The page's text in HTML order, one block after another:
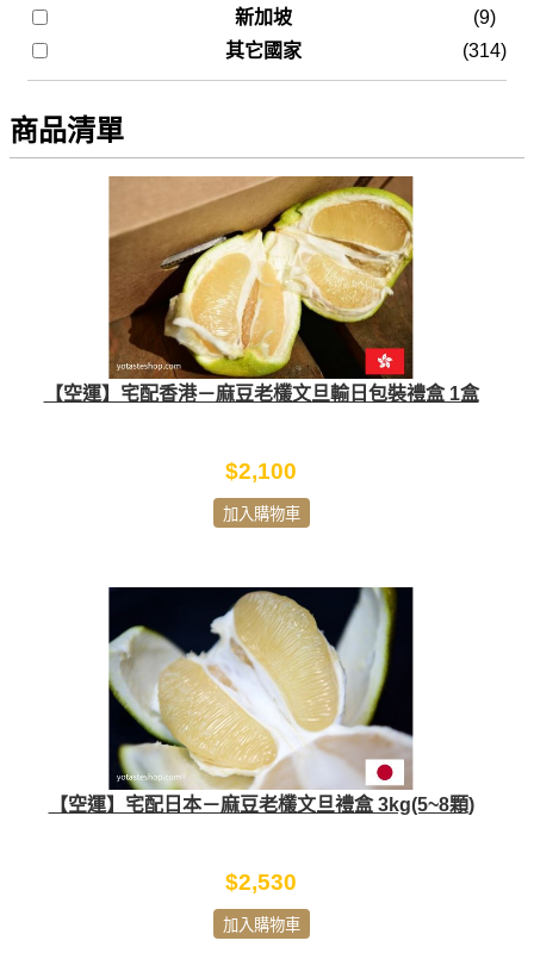
新加坡
(9)
其它國家
(314)
商品清單
【空運】宅配香港－麻豆老欉文旦輸日包裝禮盒 1盒
$2,100
加入購物車
【空運】宅配日本－麻豆老欉文旦禮盒 3kg(5~8顆)
$2,530
加入購物車